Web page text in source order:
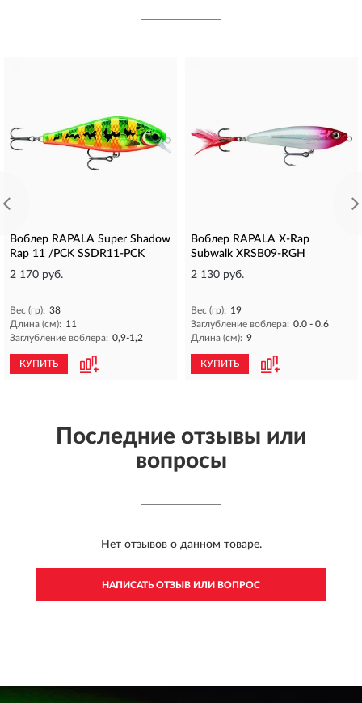
Воблер RAPALA Super Shadow
Rap 11 /PCK SSDR11-PCK
2 170 руб.
Вес (гр): 38
Длина (см): 11
Заглубление воблера: 0,9-1,2
КУПИТЬ
Воблер RAPALA X-Rap
Subwalk XRSB09-RGH
2 130 руб.
Вес (гр): 19
Заглубление воблера: 0.0 - 0.6
Длина (см): 9
КУПИТЬ
Последние отзывы или
вопросы
Нет отзывов о данном товаре.
НАПИСАТЬ ОТЗЫВ ИЛИ ВОПРОС